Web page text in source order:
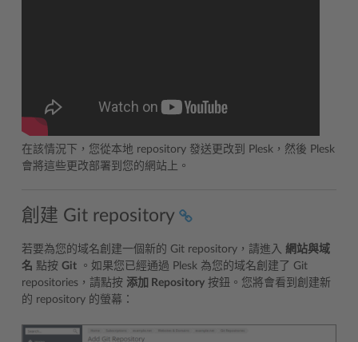
在該情況下，您從本地 repository 發送更改到 Plesk，然後 Plesk
會將這些更改部署到您的網站上。
創建 Git repository
若要為您的域名創建一個新的 Git repository，請進入 網站與域
名 點按 Git 。如果您已經通過 Plesk 為您的域名創建了 Git
repositories，請點按 添加 Repository 按鈕。您將會看到創建新
的 repository 的螢幕：